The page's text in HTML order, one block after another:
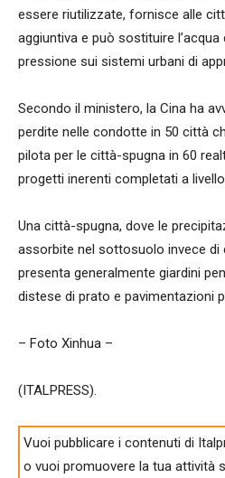
essere riutilizzate, fornisce alle
aggiuntiva e può sostituire
pressione sui sistemi urbani di
Secondo il ministero, la Cina ha
perdite nelle condotte in 50 città
pilota per le città-spugna in 60
progetti inerenti completati a
Una città-spugna, dove le
assorbite nel sottosuolo invece di
presenta generalmente giardini
distese di prato e pavimentazioni
– Foto Xinhua –
(ITALPRESS).
Vuoi pubblicare i contenuti di
o vuoi promuovere la tua attività